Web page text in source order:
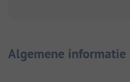
Algemene informatie